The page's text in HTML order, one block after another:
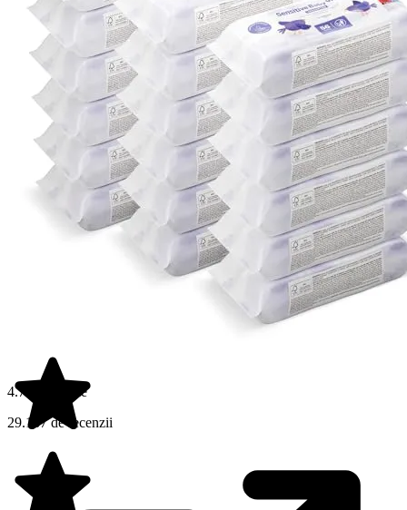
4.7 din 5 stele
29.187 de recenzii